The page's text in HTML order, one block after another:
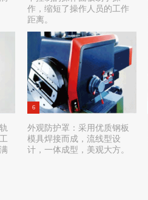
作，缩短了操作人员的工作
距离。
6
外观防护罩：采用优质钢板
模具焊接而成，流线型设
计，一体成型，美观大方。